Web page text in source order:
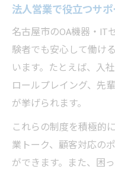
法人営業で役立つサ
名古屋市のOA機器・IT
験者でも安心して働け
います。たとえば、入
ロールプレイング、先
が挙げられます。
これらの制度を積極的
業トーク、顧客対応の
ができます。また、困